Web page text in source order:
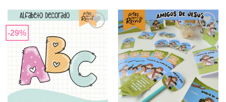
-29%
desejos
Adicionar
a lista de
desejos